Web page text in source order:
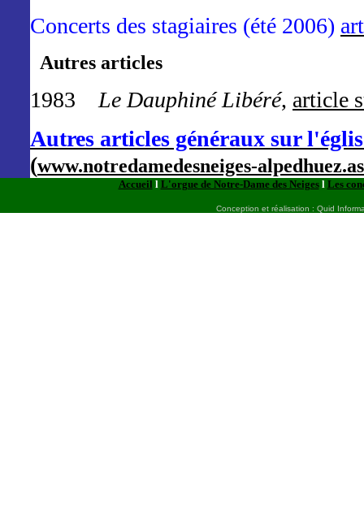
Concerts des stagiaires (été 2006)
Autres articles
1983 Le Dauphiné Libéré, article
Autres articles généraux sur
(www.notredamedesneiges-
Accueil l L'orgue de Notre-Dame des Neigesl Les
Conception et réalisation : Quid